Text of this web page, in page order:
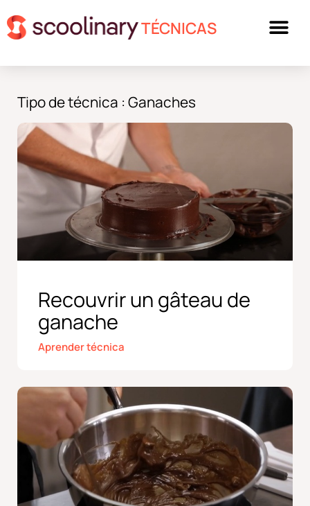
TÉCNICAS
Tipo de técnica : Ganaches
Recouvrir un gâteau de
ganache
Aprender técnica